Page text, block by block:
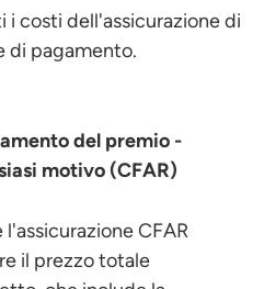
i costi dell'assicurazione di
di pagamento.
del premio -
motivo (CFAR)
CFAR
il prezzo totale